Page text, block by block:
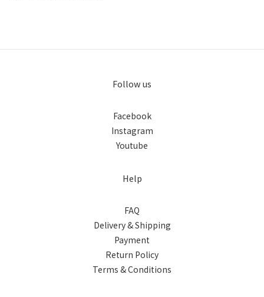
Follow us
Facebook
Instagram
Youtube
Help
FAQ
Delivery & Shipping
Payment
Return Policy
Terms & Conditions